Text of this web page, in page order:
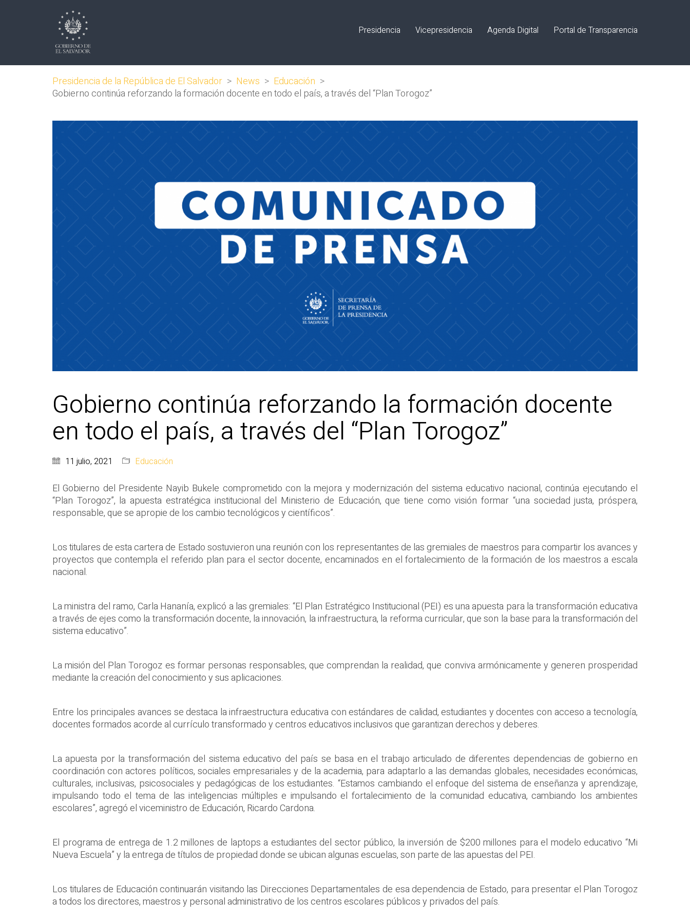
Presidencia Vicepresidencia Agenda Digital Portal de Transparencia
Presidencia de la República de El Salvador > News > Educación >
Gobierno continúa reforzando la formación docente en todo el país, a través del “Plan Torogoz”
Gobierno continúa reforzando la formación docente
en todo el país, a través del “Plan Torogoz”
11 julio, 2021 Educación
El Gobierno del Presidente Nayib Bukele comprometido con la mejora y modernización del sistema educativo nacional, continúa ejecutando el
“Plan Torogoz”, la apuesta estratégica institucional del Ministerio de Educación, que tiene como visión formar “una sociedad justa, próspera,
responsable, que se apropie de los cambio tecnológicos y científicos”.
Los titulares de esta cartera de Estado sostuvieron una reunión con los representantes de las gremiales de maestros para compartir los avances y
proyectos que contempla el referido plan para el sector docente, encaminados en el fortalecimiento de la formación de los maestros a escala
nacional.
La ministra del ramo, Carla Hananía, explicó a las gremiales: “El Plan Estratégico Institucional (PEI) es una apuesta para la transformación educativa
a través de ejes como la transformación docente, la innovación, la infraestructura, la reforma curricular, que son la base para la transformación del
sistema educativo”.
La misión del Plan Torogoz es formar personas responsables, que comprendan la realidad, que conviva armónicamente y generen prosperidad
mediante la creación del conocimiento y sus aplicaciones.
Entre los principales avances se destaca la infraestructura educativa con estándares de calidad, estudiantes y docentes con acceso a tecnología,
docentes formados acorde al currículo transformado y centros educativos inclusivos que garantizan derechos y deberes.
La apuesta por la transformación del sistema educativo del país se basa en el trabajo articulado de diferentes dependencias de gobierno en
coordinación con actores políticos, sociales empresariales y de la academia, para adaptarlo a las demandas globales, necesidades económicas,
culturales, inclusivas, psicosociales y pedagógicas de los estudiantes. “Estamos cambiando el enfoque del sistema de enseñanza y aprendizaje,
impulsando todo el tema de las inteligencias múltiples e impulsando el fortalecimiento de la comunidad educativa, cambiando los ambientes
escolares”, agregó el viceministro de Educación, Ricardo Cardona.
El programa de entrega de 1.2 millones de laptops a estudiantes del sector público, la inversión de $200 millones para el modelo educativo “Mi
Nueva Escuela” y la entrega de títulos de propiedad donde se ubican algunas escuelas, son parte de las apuestas del PEI.
Los titulares de Educación continuarán visitando las Direcciones Departamentales de esa dependencia de Estado, para presentar el Plan Torogoz
a todos los directores, maestros y personal administrativo de los centros escolares públicos y privados del país.